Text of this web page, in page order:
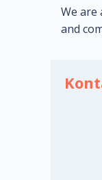
We are
and